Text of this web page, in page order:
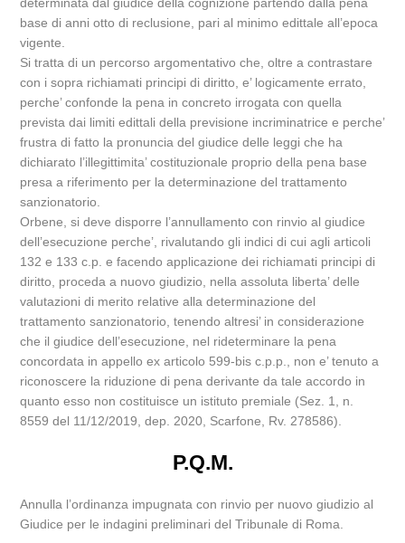
base di anni otto di reclusione, pari al minimo edittale all’epoca
vigente.
Si tratta di un percorso argomentativo che, oltre a contrastare
con i sopra richiamati principi di diritto, e’ logicamente errato,
perche’ confonde la pena in concreto irrogata con quella
prevista dai limiti edittali della previsione incriminatrice e perche’
frustra di fatto la pronuncia del giudice delle leggi che ha
dichiarato l’illegittimita’ costituzionale proprio della pena base
presa a riferimento per la determinazione del trattamento
sanzionatorio.
Orbene, si deve disporre l’annullamento con rinvio al giudice
dell’esecuzione perche’, rivalutando gli indici di cui agli articoli
132 e 133 c.p. e facendo applicazione dei richiamati principi di
diritto, proceda a nuovo giudizio, nella assoluta liberta’ delle
valutazioni di merito relative alla determinazione del
trattamento sanzionatorio, tenendo altresi’ in considerazione
che il giudice dell’esecuzione, nel rideterminare la pena
concordata in appello ex articolo 599-bis c.p.p., non e’ tenuto a
riconoscere la riduzione di pena derivante da tale accordo in
quanto esso non costituisce un istituto premiale (Sez. 1, n.
8559 del 11/12/2019, dep. 2020, Scarfone, Rv. 278586).
P.Q.M.
Annulla l’ordinanza impugnata con rinvio per nuovo giudizio al
Giudice per le indagini preliminari del Tribunale di Roma.